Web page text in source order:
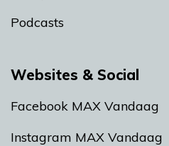
Podcasts
Websites & Social
Facebook MAX Vandaag
Instagram MAX Vandaag